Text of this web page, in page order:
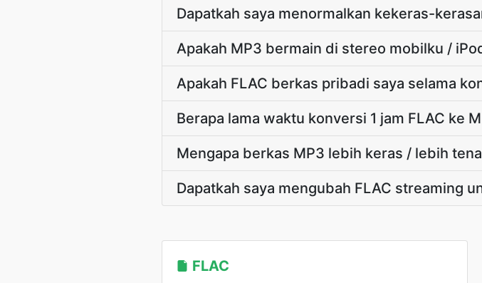
Dapatkah saya menormalkan kekeras-
Apakah MP3 bermain di stereo mobilku /
Apakah FLAC berkas pribadi saya selama
Berapa lama waktu konversi 1 jam FLAC ke
Mengapa berkas MP3 lebih keras / lebih
Dapatkah saya mengubah FLAC streaming
FLAC